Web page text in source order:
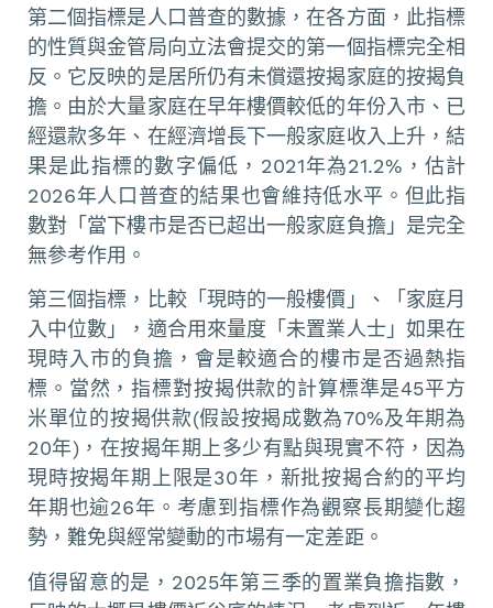
第二個指標是人口普查的數據，在各方面，此指標
的性質與金管局向立法會提交的第一個指標完全相
反。它反映的是居所仍有未償還按揭家庭的按揭負
擔。由於大量家庭在早年樓價較低的年份入市、已
經還款多年、在經濟增長下一般家庭收入上升，結
果是此指標的數字偏低，2021年為21.2%，估計
2026年人口普查的結果也會維持低水平。但此指
數對「當下樓市是否已超出一般家庭負擔」是完全
無參考作用。
第三個指標，比較「現時的一般樓價」、「家庭月
入中位數」，適合用來量度「未置業人士」如果在
現時入市的負擔，會是較適合的樓市是否過熱指
標。當然，指標對按揭供款的計算標準是45平方
米單位的按揭供款(假設按揭成數為70%及年期為
20年)，在按揭年期上多少有點與現實不符，因為
現時按揭年期上限是30年，新批按揭合約的平均
年期也逾26年。考慮到指標作為觀察長期變化趨
勢，難免與經常變動的市場有一定差距。
值得留意的是，2025年第三季的置業負擔指數，